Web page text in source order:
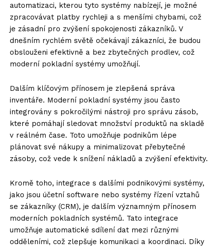
automatizaci, kterou tyto systémy nabízejí, je možné
zpracovávat platby rychleji a s menšími chybami, což
je zásadní pro zvýšení spokojenosti zákazníků. V
dnešním rychlém světě očekávají zákazníci, že budou
obslouženi efektivně a bez zbytečných prodlev, což
moderní pokladní systémy umožňují.
Dalším klíčovým přínosem je zlepšená správa
inventáře. Moderní pokladní systémy jsou často
integrovány s pokročilými nástroji pro správu zásob,
které pomáhají sledovat množství produktů na skladě
v reálném čase. Toto umožňuje podnikům lépe
plánovat své nákupy a minimalizovat přebytečné
zásoby, což vede k snížení nákladů a zvýšení efektivity.
Kromě toho, integrace s dalšími podnikovými systémy,
jako jsou účetní software nebo systémy řízení vztahů
se zákazníky (CRM), je dalším významným přínosem
moderních pokladních systémů. Tato integrace
umožňuje automatické sdílení dat mezi různými
odděleními, což zlepšuje komunikaci a koordinaci. Díky